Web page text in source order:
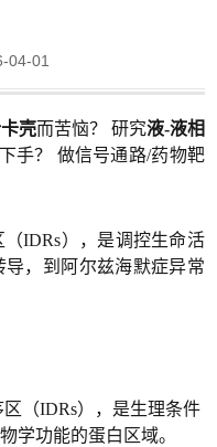
04-01
壳而苦恼？ 研究液-液相
手？ 做信号通路/药物靶
IDRs），是调控生命活
导，到阿尔兹海默症异常
（IDRs），是生理条件
学功能的蛋白区域。